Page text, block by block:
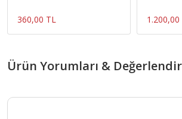
360,00 TL
Ürün Yorumları &